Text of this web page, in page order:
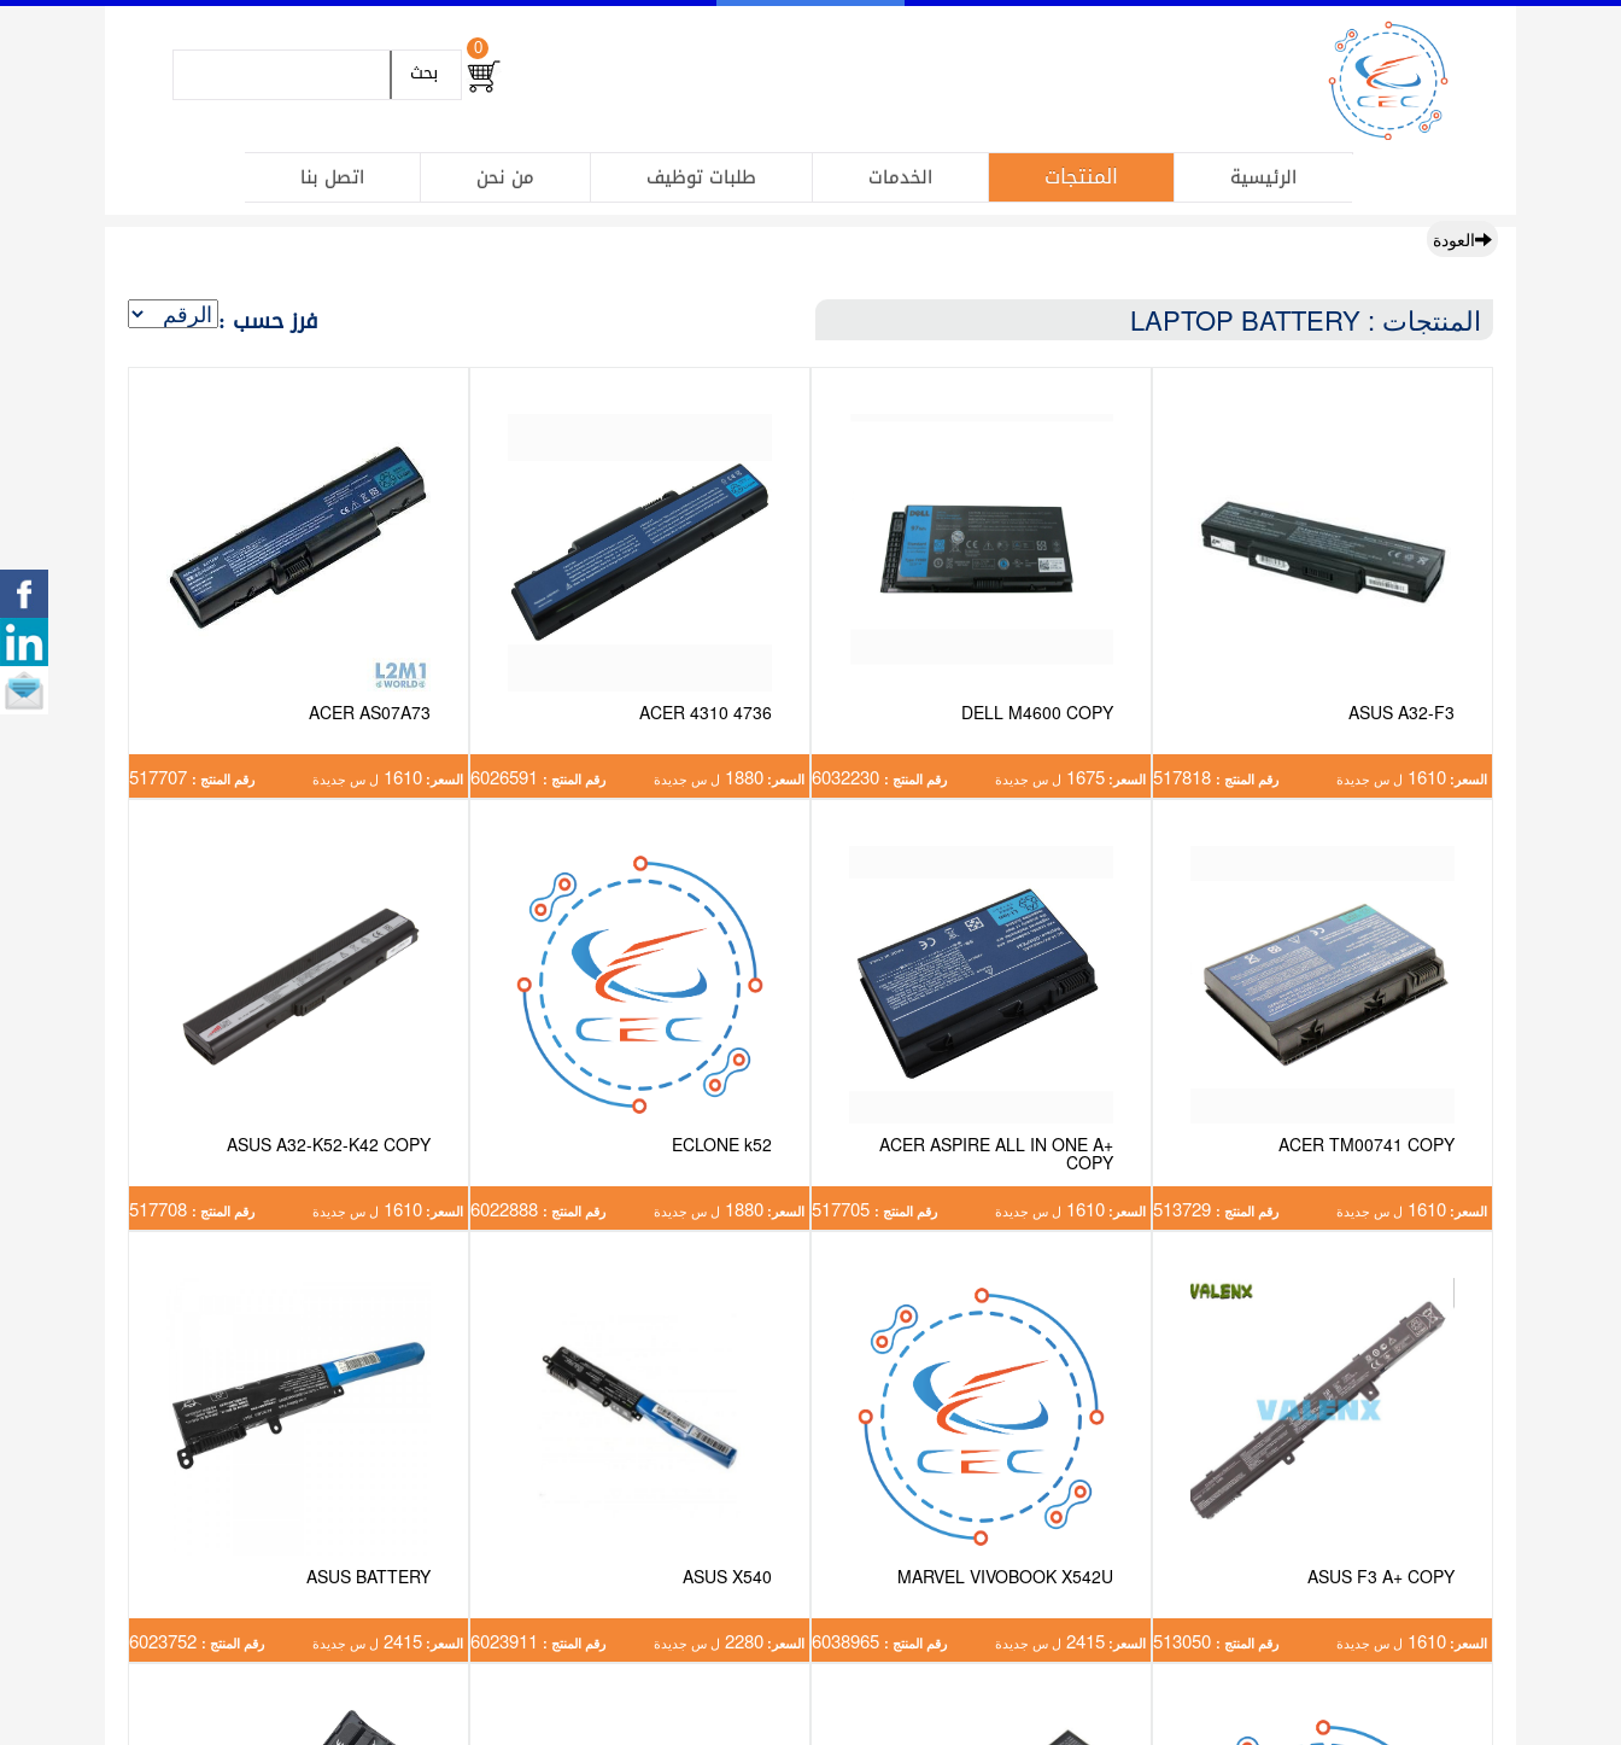
0
بحث
الرئيسية المنتجات الخدمات طلبات توظيف من نحن اتصل بنا
العودة
المنتجات : LAPTOP BATTERY فرز حسب :
ASUS A32-F3
السعر: 1610 ل س جديدة رقم المنتج :
DELL M4600 COPY
السعر: 1675 ل س جديدة رقم المنتج :
ACER 4310 4736
السعر: 1880 ل س جديدة رقم المنتج :
ACER AS07A73
السعر: 1610 ل س جديدة رقم المنتج :
ACER TM00741 COPY
السعر: 1610 ل س جديدة رقم المنتج :
ACER ASPIRE ALL IN ONE A+
COPY
السعر: 1610 ل س جديدة رقم المنتج :
ECLONE k52
السعر: 1880 ل س جديدة رقم المنتج :
ASUS A32-K52-K42 COPY
السعر: 1610 ل س جديدة رقم المنتج :
ASUS F3 A+ COPY
السعر: 1610 ل س جديدة رقم المنتج :
MARVEL VIVOBOOK X542U
السعر: 2415 ل س جديدة رقم المنتج :
ASUS X540
السعر: 2280 ل س جديدة رقم المنتج :
ASUS BATTERY
السعر: 2415 ل س جديدة رقم المنتج :